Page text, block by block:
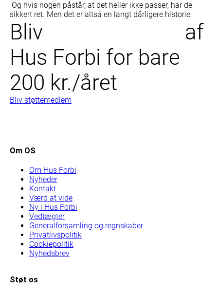
Og hvis nogen påstår, at det heller ikke passer, har de
sikkert ret. Men det er altså en langt dårligere historie.
Bliv
af
Hus Forbi for bare
200 kr./året
Bliv støttemedlem
Om OS
Om Hus Forbi
Nyheder
Kontakt
Værd at vide
Ny i Hus Forbi
Vedtægter
Generalforsamling og regnskaber
Privatlivspolitik
Cookiepolitik
Nyhedsbrev
Støt os